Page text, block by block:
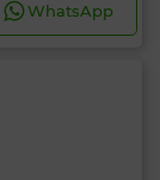
WhatsApp